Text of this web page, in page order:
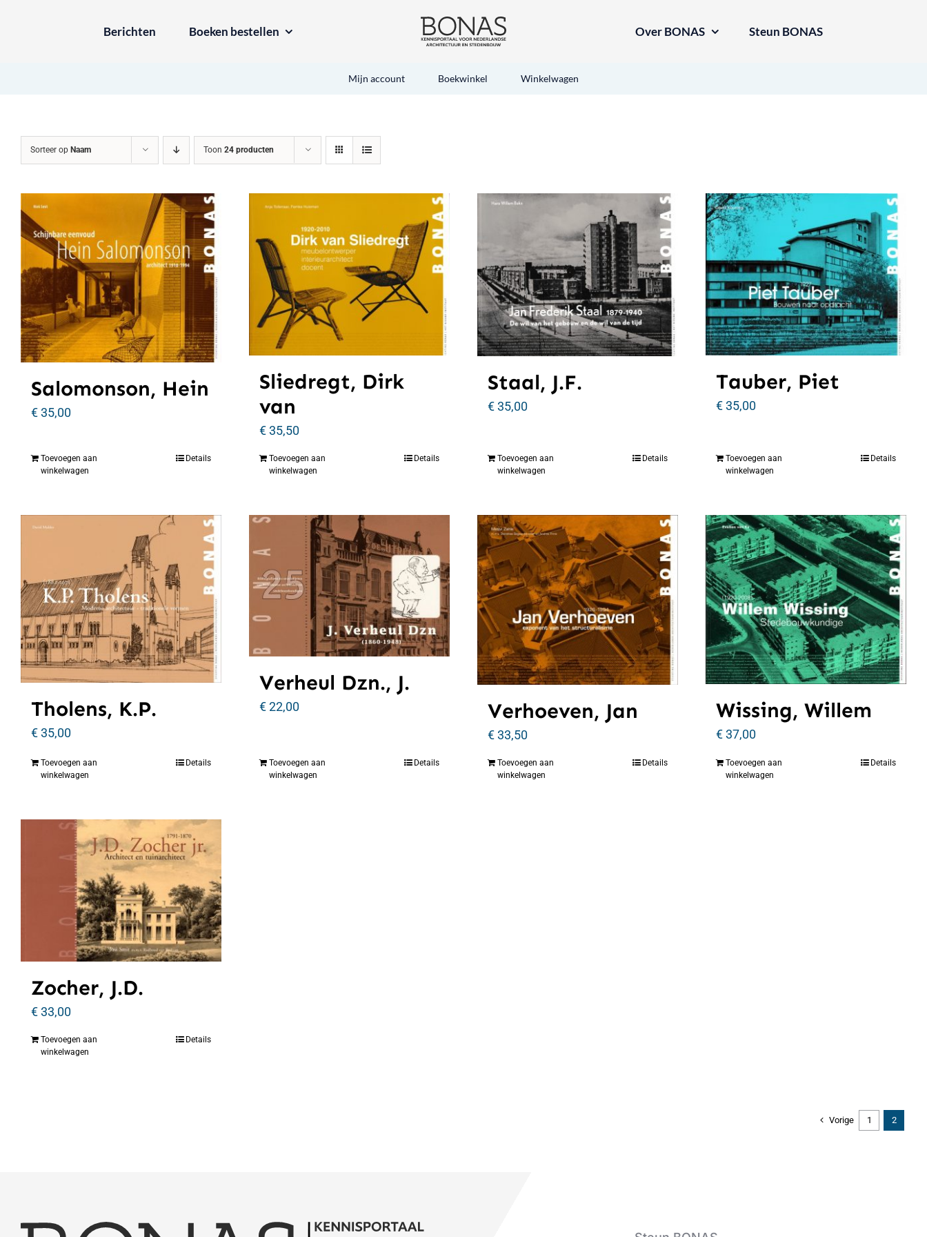
Berichten Boeken bestellen Over BONAS Steun BONAS
Mijn account Boekwinkel Winkelwagen
Sorteer op Naam Toon 24 producten
Salomonson, Hein
€35,00
Toevoegen aan
winkelwagen
Details
Sliedregt, Dirk
van
€35,50
Toevoegen aan
winkelwagen
Details
Staal, J.F.
€35,00
Toevoegen aan
winkelwagen
Details
Tauber, Piet
€35,00
Toevoegen aan
winkelwagen
Details
Tholens, K.P.
€35,00
Toevoegen aan
winkelwagen
Details
Verheul Dzn., J.
€22,00
Toevoegen aan
winkelwagen
Details
Verhoeven, Jan
€33,50
Toevoegen aan
winkelwagen
Details
Wissing, Willem
€37,00
Toevoegen aan
winkelwagen
Details
Zocher, J.D.
€33,00
Toevoegen aan
winkelwagen
Details
Vorige 1 2